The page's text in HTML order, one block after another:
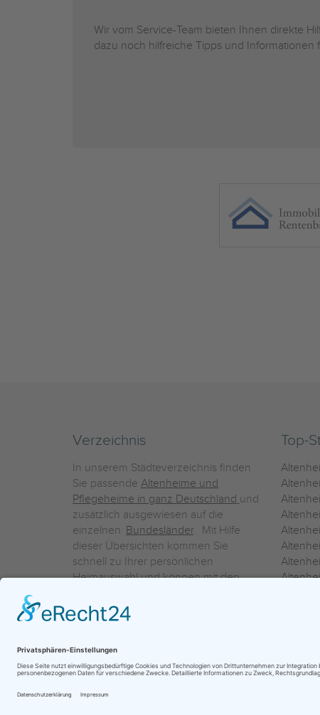
Wir vom Service-Team bieten Ihnen direkte
dazu noch hilfreiche Tipps und
Verzeichnis
In unserem Städteverzeichnis finden
Sie passende Altenheime und
Pflegeheime in ganz Deutschland und
zusätzlich ausgewiesen auf die
einzelnen Bundesländer. Mit Hilfe
dieser Übersichten kommen Sie
schnell zu Ihrer persönlichen
Heimauswahl und können mit den
einzelnen Häuser Leistungsvergleiche
vornehmen.
Top-